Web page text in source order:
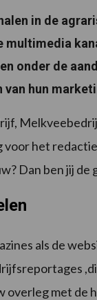
in de
onder de
hun
het
Dan ben jij de
als de
overleg met de